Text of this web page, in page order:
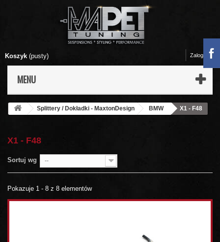
Koszyk (pusty)
MENU
Zaloguj się
Splittery / Dokładki - MaxtonDesign BMW X1 - F48
X1 - F48
Sortuj wg --
Pokazuje 1 - 8 z 8 elementów